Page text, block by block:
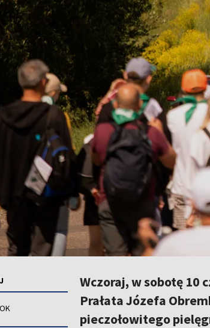
Wczoraj, w sobotę 10
Prałata Józefa
pieczołowitego